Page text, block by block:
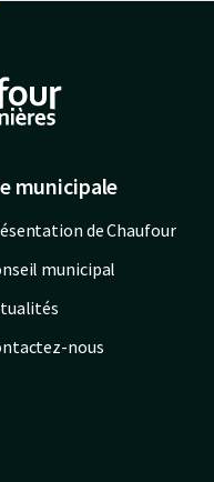
municipale
de Chaufour
municipal
nous